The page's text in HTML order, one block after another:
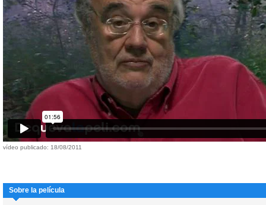
vídeo publicado: 18/08/2011
Sobre la película